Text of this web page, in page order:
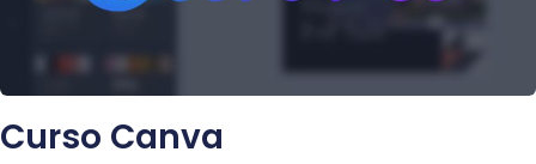
Curso Canva